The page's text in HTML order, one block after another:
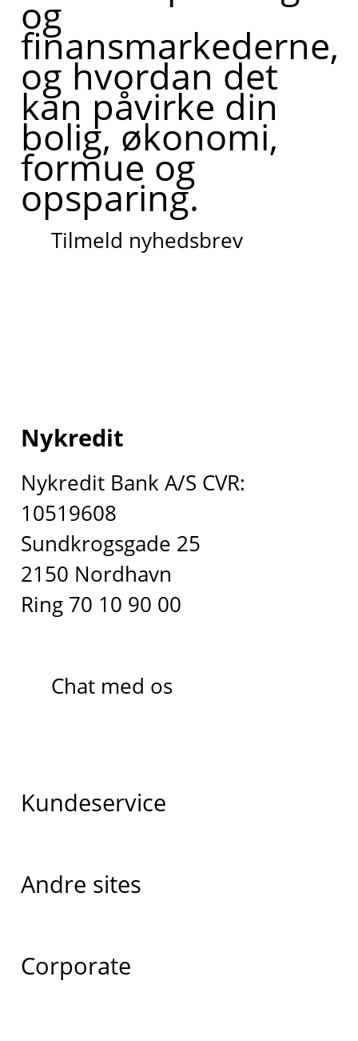
og
finansmarkederne,
og hvordan det
kan påvirke din
bolig, økonomi,
formue og
opsparing.
Tilmeld nyhedsbrev
Nykredit
Nykredit Bank A/S CVR:
10519608
Sundkrogsgade 25
2150 Nordhavn
Ring 70 10 90 00
Chat med os
Kundeservice
Andre sites
Corporate